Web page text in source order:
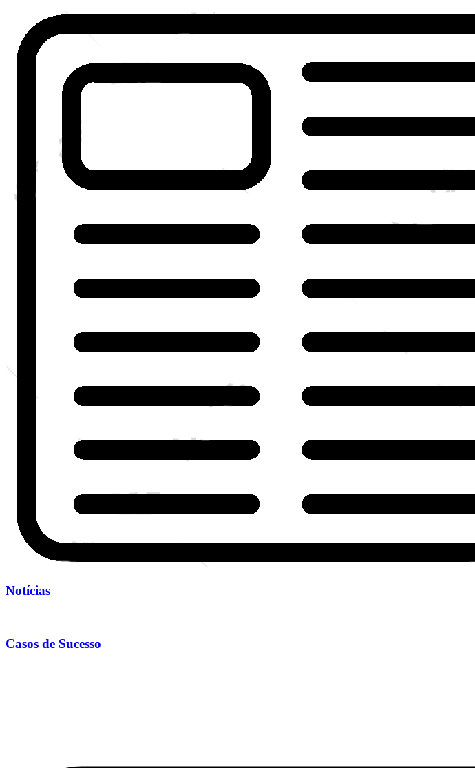
Notícias
Casos de Sucesso